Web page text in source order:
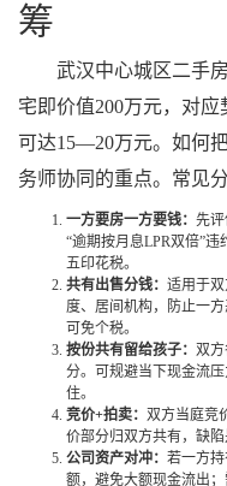
筹
武汉中心城区二手
宅即价值200万元，对
可达15—20万元。如何
务师协同的重点。常见
一方要房一方要钱： 先
“逾期按月息LPR双倍”
五印花税。
共有出售分钱： 适用于
度、居间机构，防止一
可免个税。
按份共有留给孩子： 双
分。可规避当下现金流
住。
竞价+拍卖： 双方当庭竞
价部分归双方共有，缺陷
公司资产对冲： 若一方
额，避免大额现金流出